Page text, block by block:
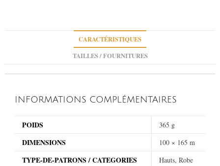
CARACTÉRISTIQUES
TAILLES / FOURNITURES
INFORMATIONS COMPLÉMENTAIRES
POIDS 365 g
DIMENSIONS 100 × 165 m
TYPE-DE-PATRONS / CATEGORIES Hauts, Robe